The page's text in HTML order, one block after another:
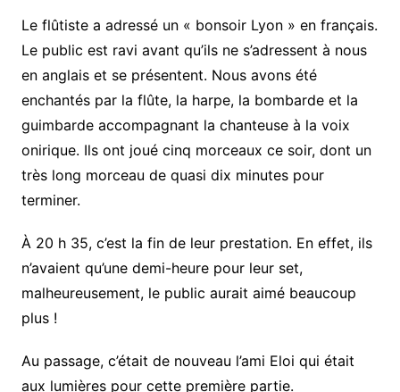
Le flûtiste a adressé un « bonsoir Lyon » en français.
Le public est ravi avant qu’ils ne s’adressent à nous
en anglais et se présentent. Nous avons été
enchantés par la flûte, la harpe, la bombarde et la
guimbarde accompagnant la chanteuse à la voix
onirique. Ils ont joué cinq morceaux ce soir, dont un
très long morceau de quasi dix minutes pour
terminer.
À 20 h 35, c’est la fin de leur prestation. En effet, ils
n’avaient qu’une demi-heure pour leur set,
malheureusement, le public aurait aimé beaucoup
plus !
Au passage, c’était de nouveau l’ami Eloi qui était
aux lumières pour cette première partie.